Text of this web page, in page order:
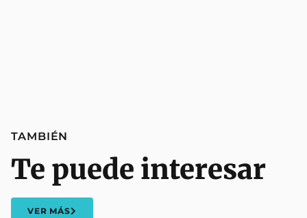
TAMBIÉN
Te puede interesar
VER MÁS